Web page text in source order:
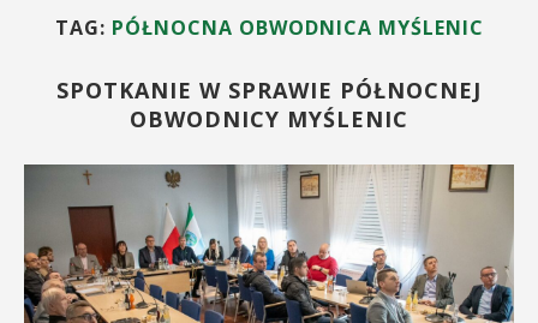
TAG: PÓŁNOCNA OBWODNICA MYŚLENIC
SPOTKANIE W SPRAWIE PÓŁNOCNEJ
OBWODNICY MYŚLENIC